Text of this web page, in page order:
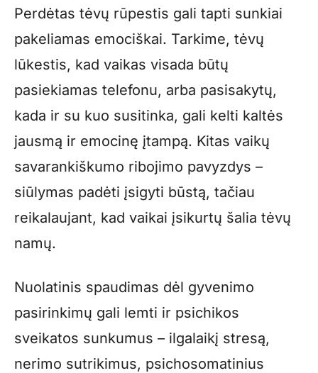
Perdėtas tėvų rūpestis gali tapti sunkiai
pakeliamas emociškai. Tarkime, tėvų
lūkestis, kad vaikas visada būtų
pasiekiamas telefonu, arba pasisakytų,
kada ir su kuo susitinka, gali kelti kaltės
jausmą ir emocinę įtampą. Kitas vaikų
savarankiškumo ribojimo pavyzdys –
siūlymas padėti įsigyti būstą, tačiau
reikalaujant, kad vaikai įsikurtų šalia tėvų
namų.
Nuolatinis spaudimas dėl gyvenimo
pasirinkimų gali lemti ir psichikos
sveikatos sunkumus – ilgalaikį stresą,
nerimo sutrikimus, psichosomatinius